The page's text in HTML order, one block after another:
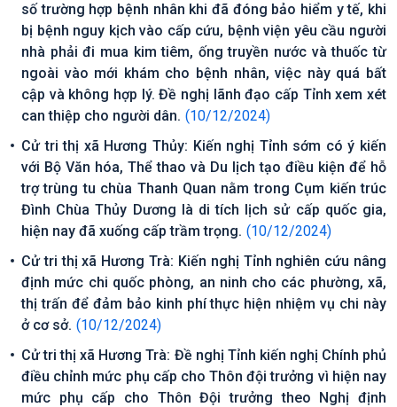
số trường hợp bệnh nhân khi đã đóng bảo hiểm y tế, khi
bị bệnh nguy kịch vào cấp cứu, bệnh viện yêu cầu người
nhà phải đi mua kim tiêm, ống truyền nước và thuốc từ
ngoài vào mới khám cho bệnh nhân, việc này quá bất
cập và không hợp lý. Đề nghị lãnh đạo cấp Tỉnh xem xét
can thiệp cho người dân. (10/12/2024)
Cử tri thị xã Hương Thủy: Kiến nghị Tỉnh sớm có ý kiến
với Bộ Văn hóa, Thể thao và Du lịch tạo điều kiện để hỗ
trợ trùng tu chùa Thanh Quan nằm trong Cụm kiến trúc
Đình Chùa Thủy Dương là di tích lịch sử cấp quốc gia,
hiện nay đã xuống cấp trầm trọng. (10/12/2024)
Cử tri thị xã Hương Trà: Kiến nghị Tỉnh nghiên cứu nâng
định mức chi quốc phòng, an ninh cho các phường, xã,
thị trấn để đảm bảo kinh phí thực hiện nhiệm vụ chi này
ở cơ sở. (10/12/2024)
Cử tri thị xã Hương Trà: Đề nghị Tỉnh kiến nghị Chính phủ
điều chỉnh mức phụ cấp cho Thôn đội trưởng vì hiện nay
mức phụ cấp cho Thôn Đội trưởng theo Nghị định